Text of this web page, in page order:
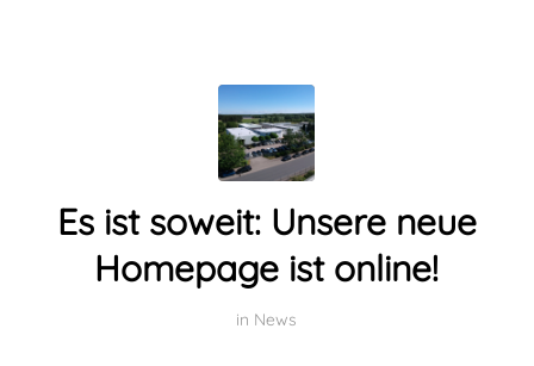
Es ist soweit: Unsere neue
Homepage ist online!
in News